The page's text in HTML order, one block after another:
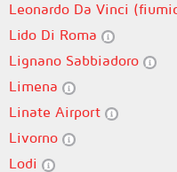
Leonardo Da Vinci
Lido Di Roma
Lignano Sabbiadoro
Limena
Linate Airport
Livorno
Lodi